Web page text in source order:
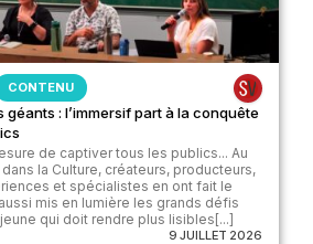
CONTENU
: l’immersif part à la conquête
de captiver tous les publics... Au
la Culture, créateurs, producteurs,
et spécialistes en ont fait le
mis en lumière les grands défis
qui doit rendre plus lisibles[...]
9 JUILLET 2026